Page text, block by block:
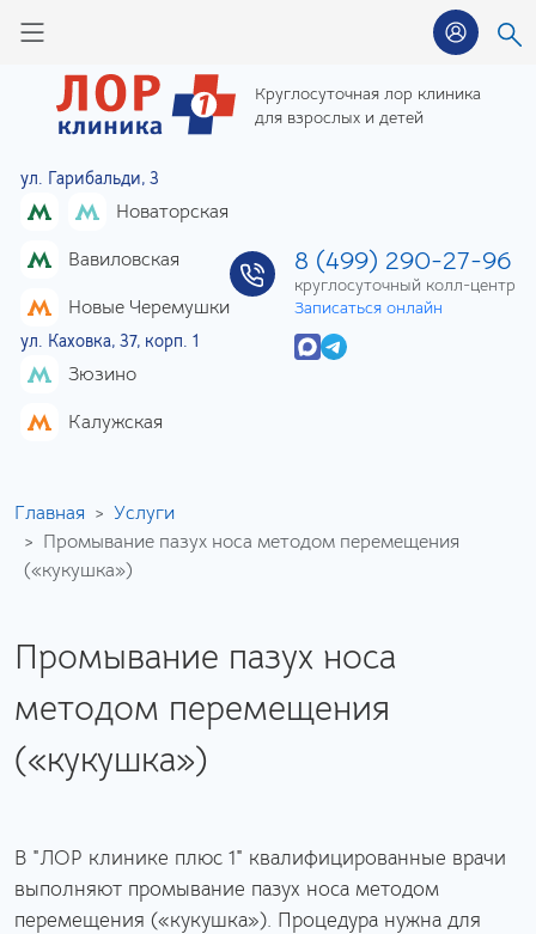
Круглосуточная лор клиника
для взрослых и детей
ул. Гарибальди, 3
Новаторская
Вавиловская
Новые Черемушки
ул. Каховка, 37, корп. 1
Зюзино
Калужская
8 (499) 290-27-96
круглосуточный колл-центр
Записаться онлайн
Главная
Услуги
Промывание пазух носа методом перемещения
(«кукушка»)
Промывание пазух носа
методом перемещения
(«кукушка»)
В "ЛОР клинике плюс 1" квалифицированные врачи
выполняют промывание пазух носа методом
перемещения («кукушка»). Процедура нужна для